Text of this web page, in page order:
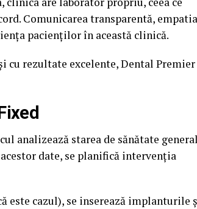
Comunicarea transparentă, empatia
pacienților în această clinică.
cu rezultate excelente, Dental Premier
analizează starea de sănătate
date, se planifică intervenția
este cazul), se inserează implanturile